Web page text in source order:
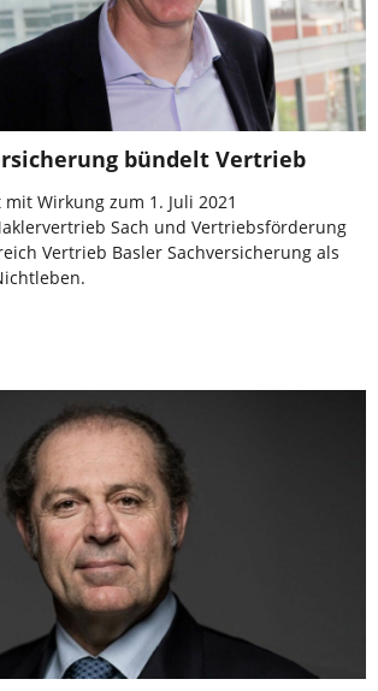
bündelt Vertrieb
Wirkung zum 1. Juli 2021
Sach und Vertriebsförderung
Vertrieb Basler Sachversicherung als